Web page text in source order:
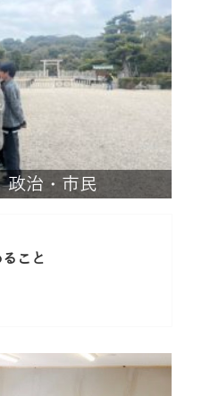
政治・市民
こと